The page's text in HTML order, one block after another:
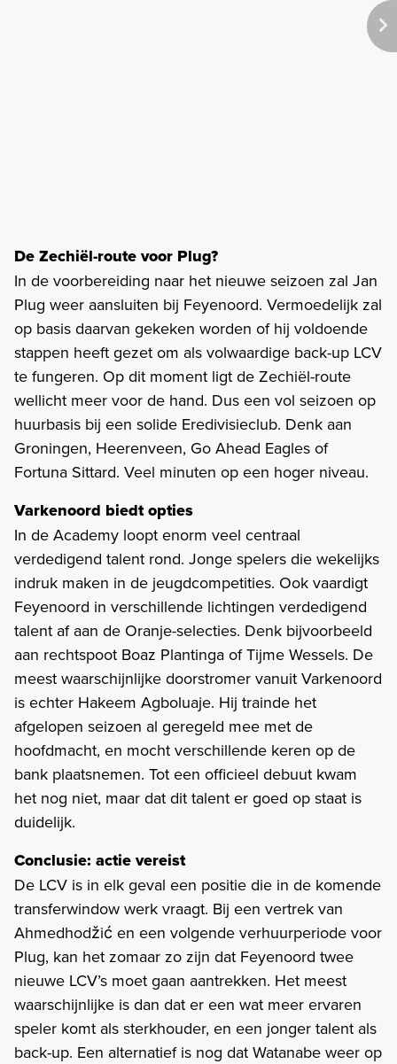
De Zechiël-route voor Plug?
In de voorbereiding naar het nieuwe seizoen zal Jan
Plug weer aansluiten bij Feyenoord. Vermoedelijk zal
op basis daarvan gekeken worden of hij voldoende
stappen heeft gezet om als volwaardige back-up LCV
te fungeren. Op dit moment ligt de Zechiël-route
wellicht meer voor de hand. Dus een vol seizoen op
huurbasis bij een solide Eredivisieclub. Denk aan
Groningen, Heerenveen, Go Ahead Eagles of
Fortuna Sittard. Veel minuten op een hoger niveau.
Varkenoord biedt opties
In de Academy loopt enorm veel centraal
verdedigend talent rond. Jonge spelers die wekelijks
indruk maken in de jeugdcompetities. Ook vaardigt
Feyenoord in verschillende lichtingen verdedigend
talent af aan de Oranje-selecties. Denk bijvoorbeeld
aan rechtspoot Boaz Plantinga of Tijme Wessels. De
meest waarschijnlijke doorstromer vanuit Varkenoord
is echter Hakeem Agboluaje. Hij trainde het
afgelopen seizoen al geregeld mee met de
hoofdmacht, en mocht verschillende keren op de
bank plaatsnemen. Tot een officieel debuut kwam
het nog niet, maar dat dit talent er goed op staat is
duidelijk.
Conclusie: actie vereist
De LCV is in elk geval een positie die in de komende
transferwindow werk vraagt. Bij een vertrek van
Ahmedhodžić en een volgende verhuurperiode voor
Plug, kan het zomaar zo zijn dat Feyenoord twee
nieuwe LCV’s moet gaan aantrekken. Het meest
waarschijnlijke is dan dat er een wat meer ervaren
speler komt als sterkhouder, en een jonger talent als
back-up. Een alternatief is nog dat Watanabe weer op